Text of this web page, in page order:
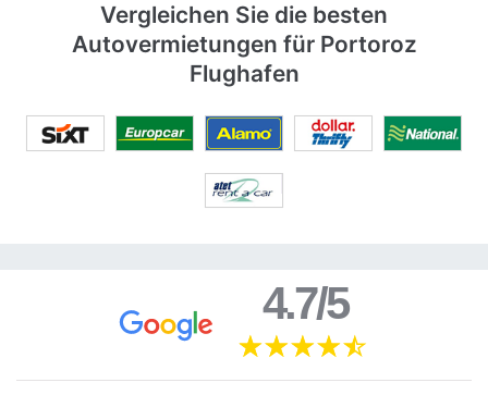
Vergleichen Sie die besten
Autovermietungen für Portoroz
Flughafen
4.7/5